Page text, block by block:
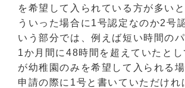
を希望して入られている方が多い
ういった場合に1号認定なのか2号
いう部分では、例えば短い時間のパ
1か月間に48時間を超えていたと
が幼稚園のみを希望して入られる
申請の際に1号と書いていただけれ